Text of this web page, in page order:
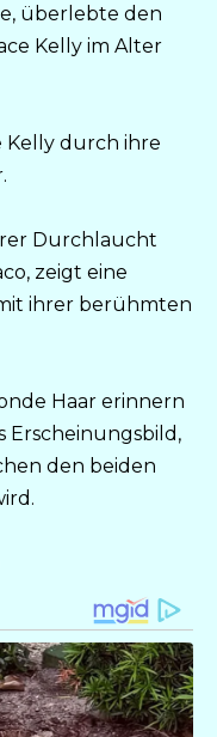
überlebte den
Kelly im Alter
Kelly durch ihre
Durchlaucht
zeigt eine
ihrer berühmten
Haar erinnern
Erscheinungsbild,
den beiden